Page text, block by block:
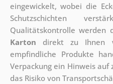
eingewickelt, wobei die
Schutzschichten
Qualitätskontrolle werden
Karton direkt zu Ihnen
empfindliche Produkte
Verpackung ein Hinweis auf
das Risiko von